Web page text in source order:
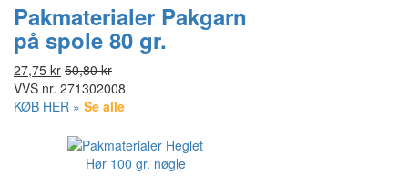
Pakmaterialer Pakgarn
på spole 80 gr.
27,75 kr 50,80 kr
VVS nr. 271302008
KØB HER » Se alle